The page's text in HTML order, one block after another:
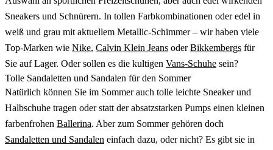
Sneakers und Schnürern. In tollen Farbkombinationen oder edel in
weiß und grau mit aktuellem Metallic-Schimmer – wir haben viele
Top-Marken wie Nike, Calvin Klein Jeans oderBikkembergs für
Sie auf Lager. Oder sollen es die kultigen Vans-Schuhe sein?
Tolle Sandaletten und Sandalen für den Sommer
Natürlich können Sie im Sommer auch tolle leichte Sneaker und
Halbschuhe tragen oder statt der absatzstarken Pumps einen kleinen
farbenfrohen Ballerina. Aber zum Sommer gehören doch
Sandaletten und Sandalen einfach dazu, oder nicht? Es gibt sie in